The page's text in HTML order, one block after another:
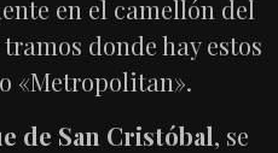
en el camellón del
tramos donde hay estos
«Metropolitan».
de San Cristóbal, se